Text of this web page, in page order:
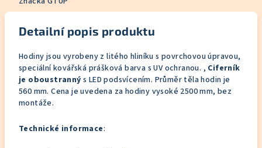
Detailní popis produktu
Hodiny jsou vyrobeny z litého hliníku s povrchovou úpravou,
speciální kovářská prášková barva s UV ochranou. , Ciferník
je oboustranný s LED podsvícením. Průměr těla hodin je
560 mm. Cena je uvedena za hodiny vysoké 2500 mm, bez
montáže.
Technické informace: